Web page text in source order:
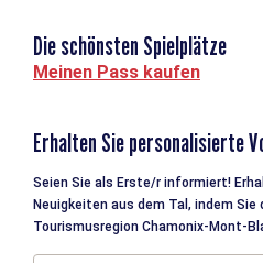
Die schönsten Spielplätze
Meinen Pass kaufen
Erhalten Sie personalisierte
Seien Sie als Erste/r informiert!
Neuigkeiten aus dem Tal, indem
Tourismusregion Chamonix-Mont-